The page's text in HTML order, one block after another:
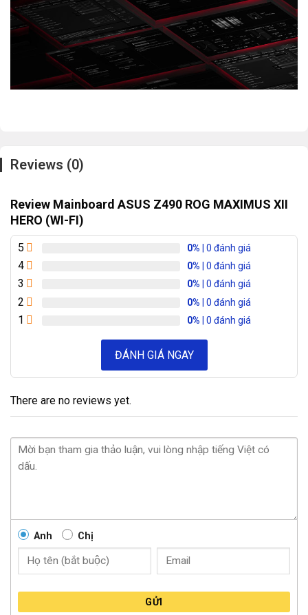
Reviews (0)
Review Mainboard ASUS Z490 ROG MAXIMUS XII
HERO (WI-FI)
5 0% | 0 đánh giá
4 0% | 0 đánh giá
3 0% | 0 đánh giá
2 0% | 0 đánh giá
1 0% | 0 đánh giá
ĐÁNH GIÁ NGAY
There are no reviews yet.
Anh Chị
GỬI